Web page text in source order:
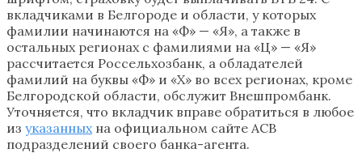
вкладчиками в Белгороде и области, у которых
фамилии начинаются на «Ф» — «Я», а также в
остальных регионах с фамилиями на «Ц» — «Я»
рассчитается Россельхозбанк, а обладателей
фамилий на буквы «Ф» и «Х» во всех регионах, кроме
Белгородской области, обслужит Внешпромбанк.
Уточняется, что вкладчик вправе обратиться в любое
из указанных на официальном сайте АСВ
подразделений своего банка-агента.